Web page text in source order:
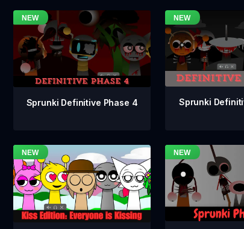
Sprunki Definitive Phase 4 Sprunki